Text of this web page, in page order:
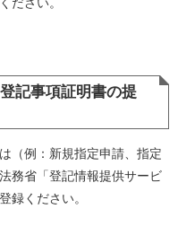
記事項証明書の提
（例：新規指定申請、指定
務省「登記情報提供サービ
録ください。